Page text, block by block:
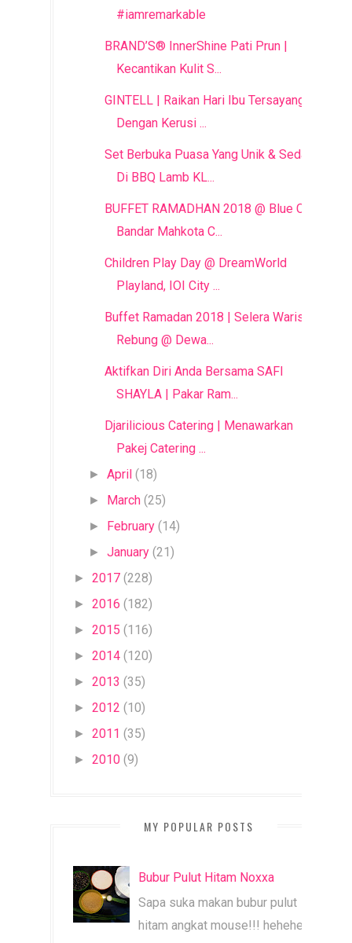
#iamremarkable
BRAND’S® InnerShine Pati Prun |
Kecantikan Kulit S...
GINTELL | Raikan Hari Ibu Tersayang
Dengan Kerusi ...
Set Berbuka Puasa Yang Unik & Sedap
Di BBQ Lamb KL...
BUFFET RAMADHAN 2018 @ Blue Cafe,
Bandar Mahkota C...
Children Play Day @ DreamWorld
Playland, IOI City ...
Buffet Ramadan 2018 | Selera Warisan
Rebung @ Dewa...
Aktifkan Diri Anda Bersama SAFI
SHAYLA | Pakar Ram...
Djarilicious Catering | Menawarkan
Pakej Catering ...
►April (18)
► March (25)
► February (14)
►January (21)
► 2017 (228)
► 2016 (182)
► 2015 (116)
► 2014 (120)
► 2013 (35)
► 2012 (10)
► 2011 (35)
► 2010 (9)
MY POPULAR POSTS
Bubur Pulut Hitam Noxxa
Sapa suka makan bubur pulut
hitam angkat mouse!!! heheheh